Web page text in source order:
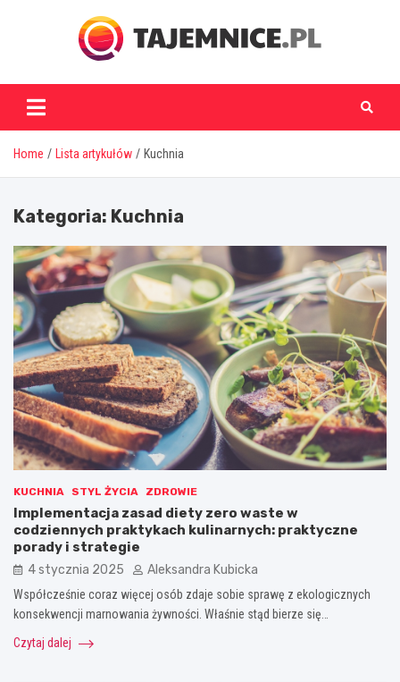
tajemnice.pl
Home Lista artykułów Kuchnia
Kategoria: Kuchnia
KUCHNIA STYL ŻYCIA ZDROWIE
Implementacja zasad diety zero waste w
codziennych praktykach kulinarnych: praktyczne
porady i strategie
4 stycznia 2025 Aleksandra Kubicka
Współcześnie coraz więcej osób zdaje sobie sprawę z ekologicznych
konsekwencji marnowania żywności. Właśnie stąd bierze się…
Czytaj dalej